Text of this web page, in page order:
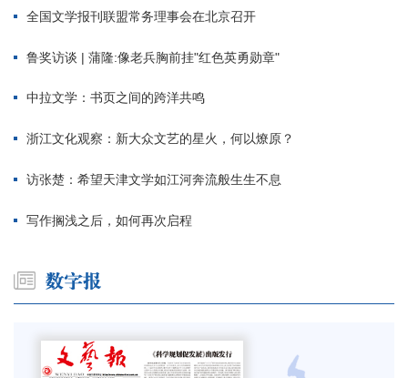
全国文学报刊联盟常务理事会在北京召开
鲁奖访谈 | 蒲隆:像老兵胸前挂"红色英勇勋章"
中拉文学：书页之间的跨洋共鸣
浙江文化观察：新大众文艺的星火，何以燎原？
访张楚：希望天津文学如江河奔流般生生不息
写作搁浅之后，如何再次启程